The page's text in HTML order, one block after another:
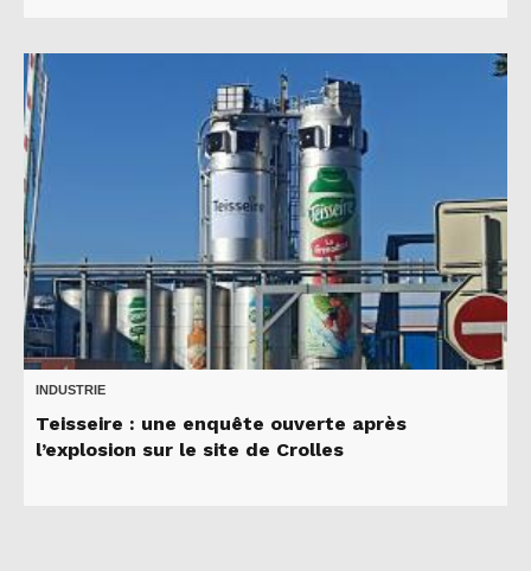
INDUSTRIE
Teisseire : une enquête ouverte après
l’explosion sur le site de Crolles